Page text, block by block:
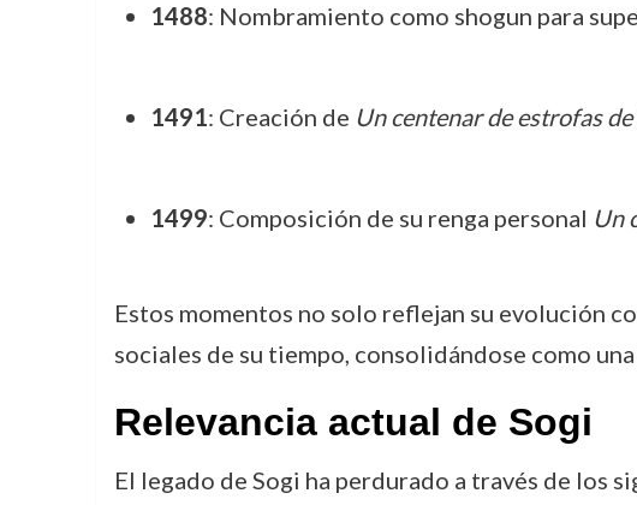
1488: Nombramiento como shogun para
1491: Creación de Un centenar de estrofas
1499: Composición de su renga personal Un
Estos momentos no solo reflejan su evolución
sociales de su tiempo, consolidándose como
Relevancia actual de Sogi
El legado de Sogi ha perdurado a través de los